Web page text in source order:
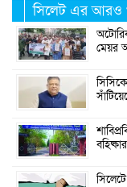
সিলেট এর আরও
মেয়র
বহিষ্কার